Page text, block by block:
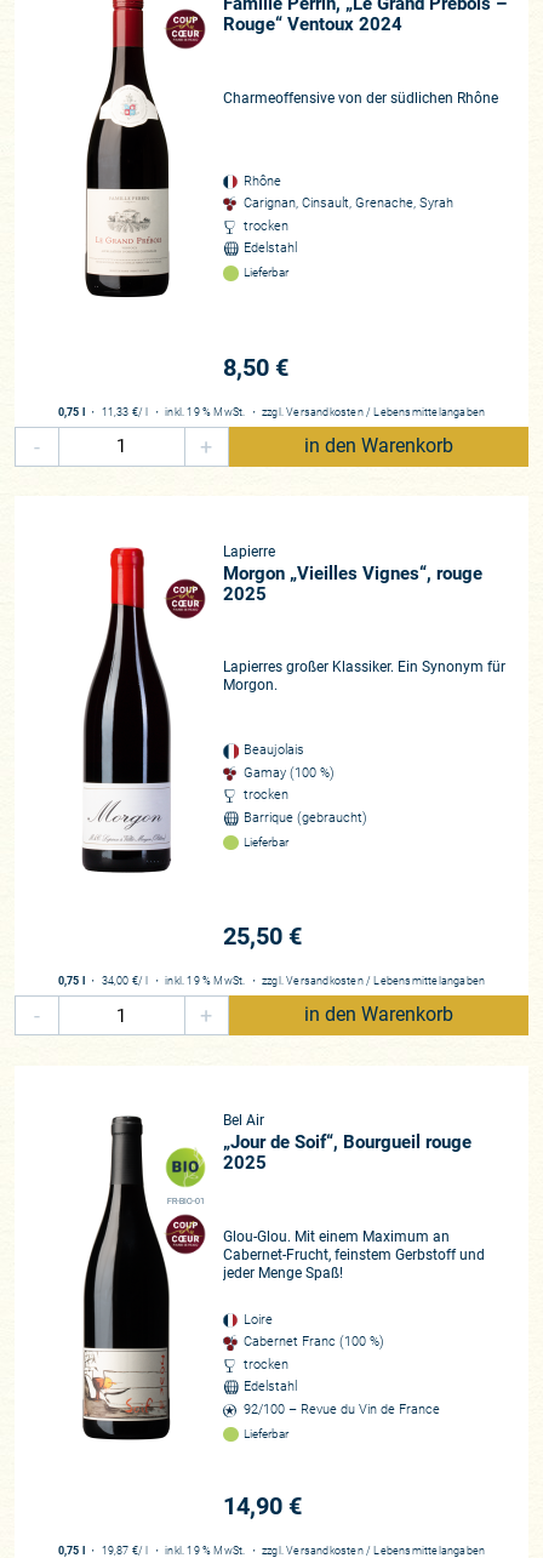
Rouge“ Ventoux 2024
Charmeoffensive von der südlichen Rhône
Rhône
Carignan, Cinsault, Grenache, Syrah
trocken
Edelstahl
Lieferbar
8,50 €
0,75 l ・ 11,33 €/ l ・inkl. 19 % MwSt. ・ zzgl.Versandkosten / Lebensmittelangaben
- + in den Warenkorb
Lapierre
Morgon „Vieilles Vignes“, rouge
2025
Lapierres großer Klassiker. Ein Synonym für
Morgon.
Beaujolais
Gamay (100 %)
trocken
Barrique (gebraucht)
Lieferbar
25,50 €
0,75 l ・ 34,00 €/ l ・inkl. 19 % MwSt. ・ zzgl.Versandkosten / Lebensmittelangaben
- + in den Warenkorb
FR-BIO-01
Bel Air
„Jour de Soif“, Bourgueil rouge
2025
Glou-Glou. Mit einem Maximum an
Cabernet-Frucht, feinstem Gerbstoff und
jeder Menge Spaß!
Loire
Cabernet Franc (100 %)
trocken
Edelstahl
92/100 – Revue du Vin de France
Lieferbar
14,90 €
0,75 l ・ 19,87 €/ l ・inkl. 19 % MwSt. ・ zzgl.Versandkosten / Lebensmittelangaben